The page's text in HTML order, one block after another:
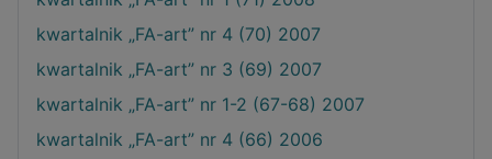
kwartalnik „FA-art” nr 4 (70) 2007
kwartalnik „FA-art” nr 3 (69) 2007
kwartalnik „FA-art” nr 1-2 (67-68) 2007
kwartalnik „FA-art” nr 4 (66) 2006